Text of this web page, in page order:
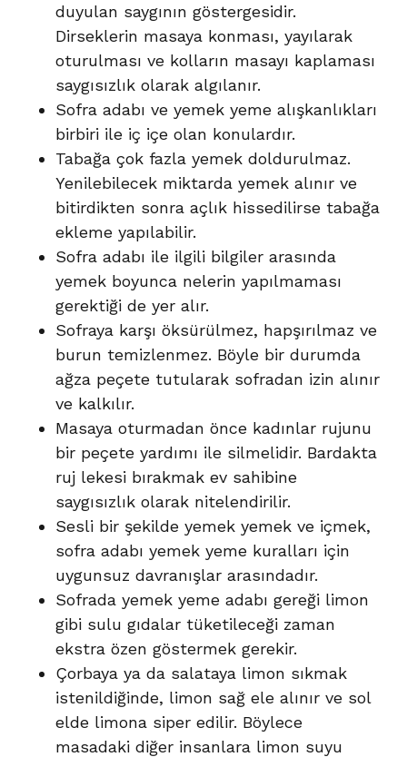
duyulan saygının göstergesidir.
Dirseklerin masaya konması, yayılarak
oturulması ve kolların masayı kaplaması
saygısızlık olarak algılanır.
Sofra adabı ve yemek yeme alışkanlıkları
birbiri ile iç içe olan konulardır.
Tabağa çok fazla yemek doldurulmaz.
Yenilebilecek miktarda yemek alınır ve
bitirdikten sonra açlık hissedilirse tabağa
ekleme yapılabilir.
Sofra adabı ile ilgili bilgiler arasında
yemek boyunca nelerin yapılmaması
gerektiği de yer alır.
Sofraya karşı öksürülmez, hapşırılmaz ve
burun temizlenmez. Böyle bir durumda
ağza peçete tutularak sofradan izin alınır
ve kalkılır.
Masaya oturmadan önce kadınlar rujunu
bir peçete yardımı ile silmelidir. Bardakta
ruj lekesi bırakmak ev sahibine
saygısızlık olarak nitelendirilir.
Sesli bir şekilde yemek yemek ve içmek,
sofra adabı yemek yeme kuralları için
uygunsuz davranışlar arasındadır.
Sofrada yemek yeme adabı gereği limon
gibi sulu gıdalar tüketileceği zaman
ekstra özen göstermek gerekir.
Çorbaya ya da salataya limon sıkmak
istenildiğinde, limon sağ ele alınır ve sol
elde limona siper edilir. Böylece
masadaki diğer insanlara limon suyu